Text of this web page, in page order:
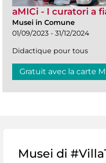
aMICi - I curatori a
Musei in Comune
01/09/2023 - 31/12/2024
Didactique pour tous
Gratuit avec la carte
Musei di